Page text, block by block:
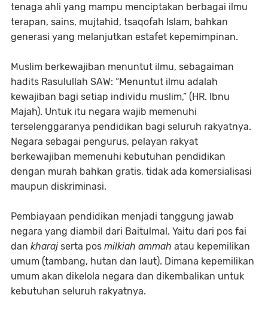
tenaga ahli yang mampu menciptakan berbagai ilmu
terapan, sains, mujtahid, tsaqofah Islam, bahkan
generasi yang melanjutkan estafet kepemimpinan.
Muslim berkewajiban menuntut ilmu, sebagaiman
hadits Rasulullah SAW: “Menuntut ilmu adalah
kewajiban bagi setiap individu muslim,” (HR. Ibnu
Majah). Untuk itu negara wajib memenuhi
terselenggaranya pendidikan bagi seluruh rakyatnya.
Negara sebagai pengurus, pelayan rakyat
berkewajiban memenuhi kebutuhan pendidikan
dengan murah bahkan gratis, tidak ada komersialisasi
maupun diskriminasi.
Pembiayaan pendidikan menjadi tanggung jawab
negara yang diambil dari Baitulmal. Yaitu dari pos fai
dan kharajserta pos milkiah ammah atau kepemilikan
umum (tambang, hutan dan laut). Dimana kepemilikan
umum akan dikelola negara dan dikembalikan untuk
kebutuhan seluruh rakyatnya.